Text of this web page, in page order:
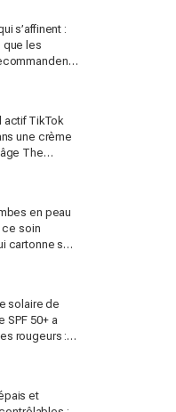
s’affinent :
que les
vite que
actif TikTok
une crème
The
se ruer
en peau
ce soin
cartonne sur
pas pour
solaire de
SPF 50+ a
rougeurs :
claires
et